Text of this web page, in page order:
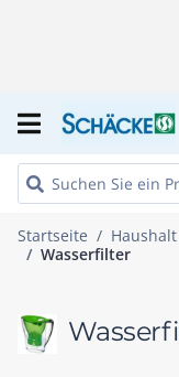
Startseite Haushalt
Wasserfilter